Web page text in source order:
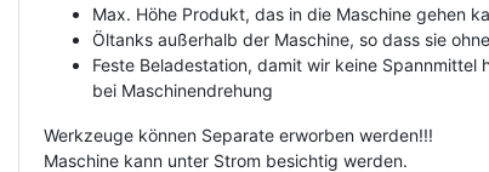
Max. Höhe Produkt, das in die Maschine gehen
Öltanks außerhalb der Maschine, so dass sie
Feste Beladestation, damit wir keine
bei Maschinendrehung
Werkzeuge können Separate erworben werden!!!
Maschine kann unter Strom besichtig werden.